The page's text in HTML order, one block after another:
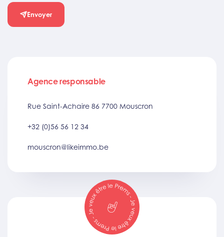
Envoyer
Agence responsable
Rue Saint-Achaire 86 7700 Mouscron
+32 (0)56 56 12 34
mouscron@likeimmo.be